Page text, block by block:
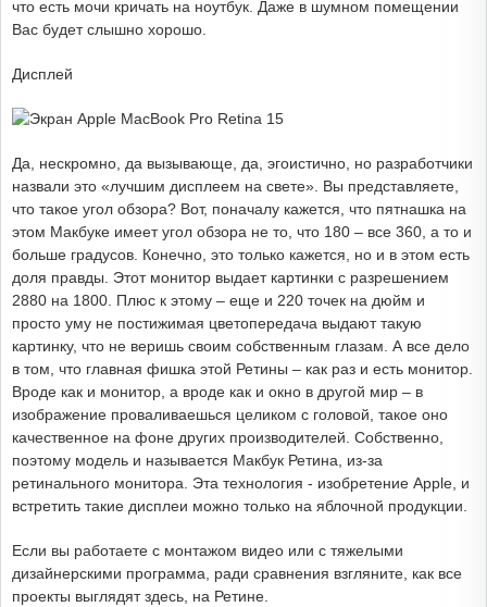
что есть мочи кричать на ноутбук. Даже в шумном помещении
Вас будет слышно хорошо.
Дисплей
Да, нескромно, да вызывающе, да, эгоистично, но разработчики
назвали это «лучшим дисплеем на свете». Вы представляете,
что такое угол обзора? Вот, поначалу кажется, что пятнашка на
этом Макбуке имеет угол обзора не то, что 180 – все 360, а то и
больше градусов. Конечно, это только кажется, но и в этом есть
доля правды. Этот монитор выдает картинки с разрешением
2880 на 1800. Плюс к этому – еще и 220 точек на дюйм и
просто уму не постижимая цветопередача выдают такую
картинку, что не веришь своим собственным глазам. А все дело
в том, что главная фишка этой Ретины – как раз и есть монитор.
Вроде как и монитор, а вроде как и окно в другой мир – в
изображение проваливаешься целиком с головой, такое оно
качественное на фоне других производителей. Собственно,
поэтому модель и называется Макбук Ретина, из-за
ретинального монитора. Эта технология - изобретение Apple, и
встретить такие дисплеи можно только на яблочной продукции.
Если вы работаете с монтажом видео или с тяжелыми
дизайнерскими программа, ради сравнения взгляните, как все
проекты выглядят здесь, на Ретине.